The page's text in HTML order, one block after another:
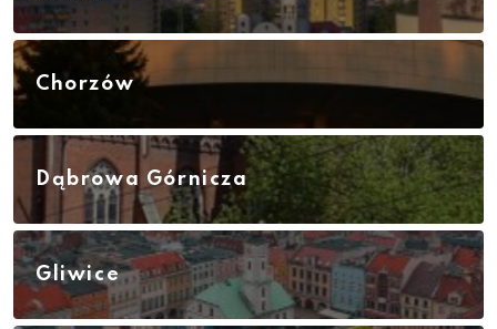
Chorzów
Dąbrowa Górnicza
Gliwice